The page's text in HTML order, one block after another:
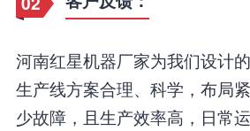
河南红星机器厂家为我们设计
生产线方案合理、科学，布局紧
少故障，且生产效率高，日常